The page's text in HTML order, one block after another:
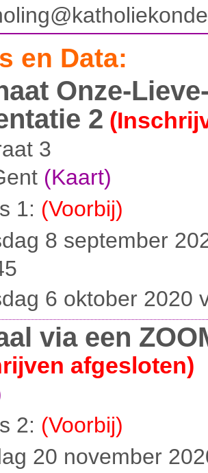
en Data:
Onze-
2
3
(Kaart)
1: (Voorbij)
8 september
6 oktober 2020
via een
afgesloten)
2: (Voorbij)
20 november